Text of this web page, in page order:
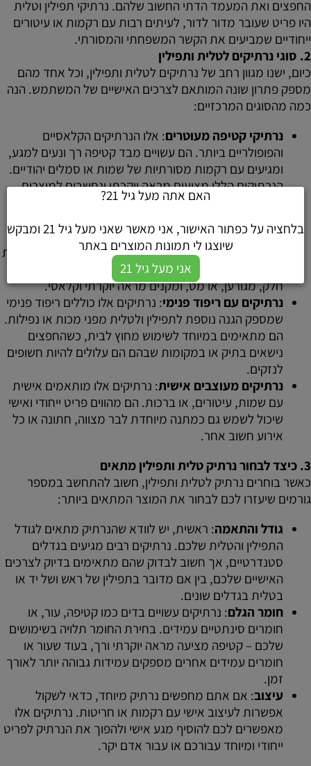
החפצים ואת המעמד הדתי החשוב שלהם. נרתיקי תפילין וטלית
היו פריט שעובר מדור לדור, לעיתים רבות עם רקמות או עיטורים
ייחודיים שמביעים את הקשר המשפחתי והמסורתי.
2. סוגי נרתיקים לטלית ותפילין
כיום, ישנו מגוון רחב של נרתיקים לטלית ותפילין, וכל אחד מהם
מספק פתרון שונה המותאם לצרכים האישיים של המשתמש. הנה
כמה מהסוגים המרכזיים:
נרתיקי קטיפה מעוטרים: אלו הנרתיקים הקלאסיים
והפופולריים ביותר. הם עשויים מבד קטיפה רך ונעים למגע,
ומגיעים עם רקמות מסורתיות של שמות או סמלים יהודיים.
הנרתיקים הללו מציעים מראה יוקרתי ונחשבים למוצרים
מהודרים במיוחד.
ועמידים לאורך שנים רבות. הם מספקים רמת הגנה גבוהה
מאוד, ומתאימים במיוחד לאנשים המחפשים עמידות ונוחות
בשימוש יומיומי. נרתיקים מעור מגיעים במגוון גימורים –
חלק, מגורען, או מט, ומקנים מראה יוקרתי וקלאסי.
נרתיקים עם ריפוד פנימי: נרתיקים אלו כוללים ריפוד פנימי
שמספק הגנה נוספת לתפילין ולטלית מפני מכות או נפילות.
הם מתאימים במיוחד לשימוש מחוץ לבית, כשהחפצים
נישאים בתיק או במקומות שבהם הם עלולים להיות חשופים
לנזקים.
נרתיקים מעוצבים אישית: נרתיקים אלו מותאמים אישית
עם שמות, עיטורים, או ברכות. הם מהווים פריט ייחודי ואישי
שיכול לשמש גם כמתנה מיוחדת לבר מצווה, חתונה או כל
אירוע חשוב אחר.
3. כיצד לבחור נרתיק טלית ותפילין מתאים
כאשר בוחרים נרתיק לטלית ותפילין, חשוב להתחשב במספר
גורמים שיעזרו לכם לבחור את המוצר המתאים ביותר:
גודל והתאמה: ראשית, יש לוודא שהנרתיק מתאים לגודל
התפילין והטלית שלכם. נרתיקים רבים מגיעים בגדלים
סטנדרטיים, אך חשוב לבדוק שהם מתאימים בדיוק לצרכים
האישיים שלכם, בין אם מדובר בתפילין של ראש ושל יד או
בטלית בגדלים שונים.
חומר הגלם: נרתיקים עשויים בדים כמו קטיפה, עור, או
חומרים סינתטיים עמידים. בחירת החומר תלויה בשימושים
שלכם – קטיפה מציעה מראה יוקרתי ורך, בעוד שעור או
חומרים עמידים אחרים מספקים עמידות גבוהה יותר לאורך
זמן.
עיצוב: אם אתם מחפשים נרתיק מיוחד, כדאי לשקול
אפשרות לעיצוב אישי עם רקמות או חריטות. נרתיקים אלו
מאפשרים לכם להוסיף מגע אישי ולהפוך את הנרתיק לפריט
ייחודי ומיוחד עבורכם או עבור אדם יקר.
האם אתה מעל גיל 21?
בלחציה על כפתור האישור, אני מאשר שאני מעל גיל 21 ומבקש
שיוצגו לי תמונות המוצרים באתר
אני מעל גיל 21